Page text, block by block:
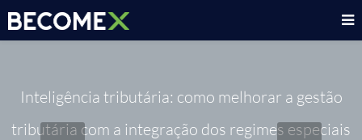
Inteligência tributária: como melhorar a gestão
tributária com a integração dos regimes especiais